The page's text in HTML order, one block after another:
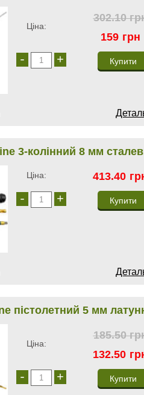
Ціна:
302.10
159 грн
- +
3-колінний 8 мм
Ціна: 413.40
- +
пістолетний 5 мм
Ціна:
185.50
132.50
- +